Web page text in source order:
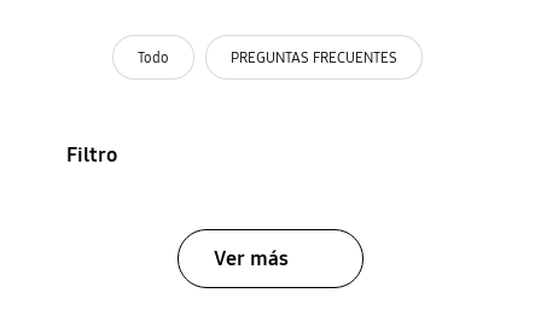
Todo PREGUNTAS FRECUENTES
Filtro
Ver más